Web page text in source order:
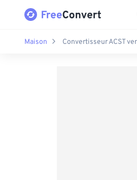
Maison Convertisseur ACST